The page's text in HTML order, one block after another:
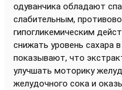
одуванчика обладают
слабительным,
гипогликемическим
снижать уровень сахара
показывают, что
улучшать моторику
желудочного сока и